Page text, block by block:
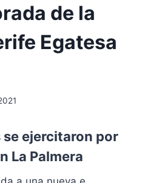
de la
Egatesa
se ejercitaron por
La Palmera